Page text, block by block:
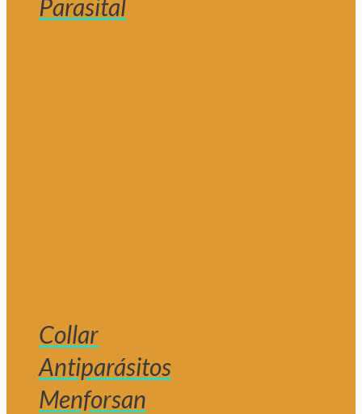
Parasital
Collar
Antiparásitos
Menforsan